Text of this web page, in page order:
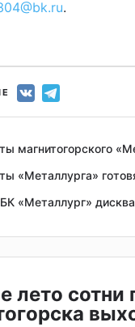
.
магнитогорского
«Металлурга»
«Металлург»
лето сотни